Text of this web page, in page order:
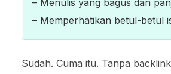
– Memperhatikan betul-betul
Sudah. Cuma itu. Tanpa